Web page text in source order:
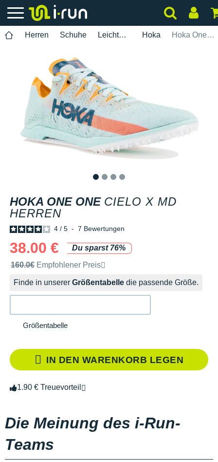
Herren Schuhe Leichtathletik Hoka Hoka One One Cielo X MD Herren
HOKA ONE ONE CIELO X MD
HERREN
4 / 5 - 7 Bewertungen
38.00 €
Du sparst 76%
Unverbindliche Preisempfehlung der Marke
160.0€ Empfohlener Preis
Finde in unserer Größentabelle die passende Größe.
Größentabelle
IN DEN WARENKORB LEGEN
1.90 € Treuevorteil
Die Meinung des i-Run-
Teams